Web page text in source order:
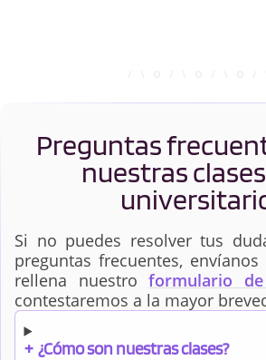
Preguntas
nuestras
Si no puedes resolver tus
preguntas frecuentes, envíanos
rellena nuestro formulario
contestaremos a la mayor
+ ¿Cómo son nuestras clases?